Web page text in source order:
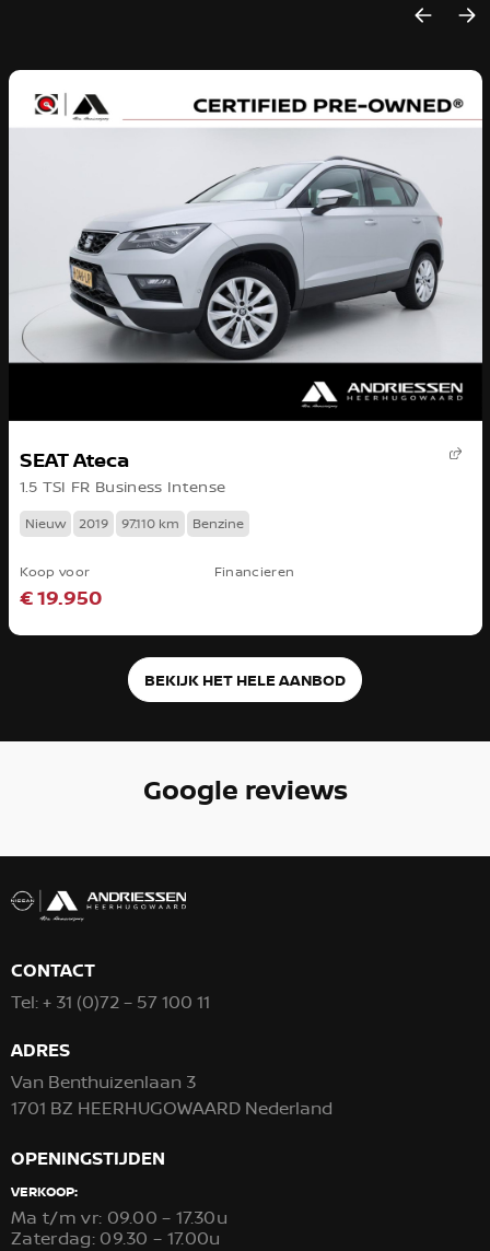
SEAT Ateca
1.5 TSI FR Business Intense
Nieuw 2019 97.110 km Benzine
Koop voor
€ 19.950
Financieren
BEKIJK HET HELE AANBOD
Google reviews
CONTACT
Tel:+ 31 (0)72 – 57 100 11
ADRES
Van Benthuizenlaan 3
1701 BZ HEERHUGOWAARD Nederland
OPENINGSTIJDEN
VERKOOP:
Ma t/m vr: 09.00 – 17.30u
Zaterdag: 09.30 – 17.00u